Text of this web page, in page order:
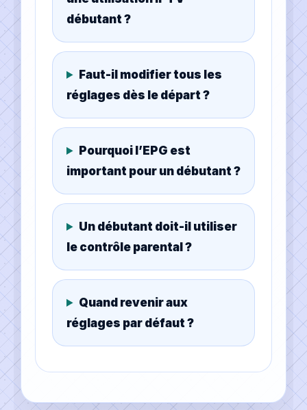
débutant ?
Faut-il modifier tous les
réglages dès le départ ?
Pourquoi l’EPG est
important pour un débutant ?
Un débutant doit-il utiliser
le contrôle parental ?
Quand revenir aux
réglages par défaut ?